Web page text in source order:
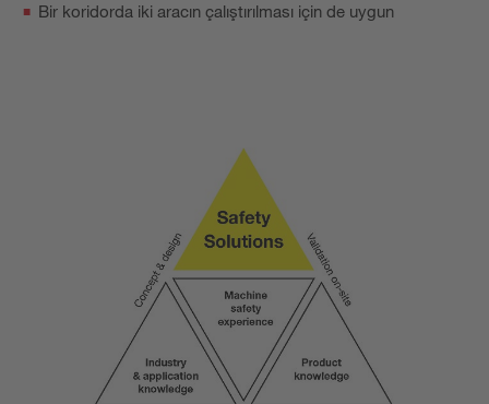
Bir koridorda iki aracın çalıştırılması için de uygun